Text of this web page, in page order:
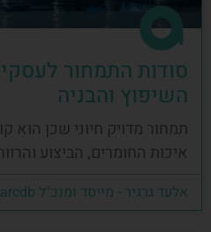
סודות התמחור
השיפוץ והבניה
תמחור מדויק חיוני שכן הוא
איכות החומרים, הביצוע
אלעד גרגיר - מייסד ומנכ"ל arcdb